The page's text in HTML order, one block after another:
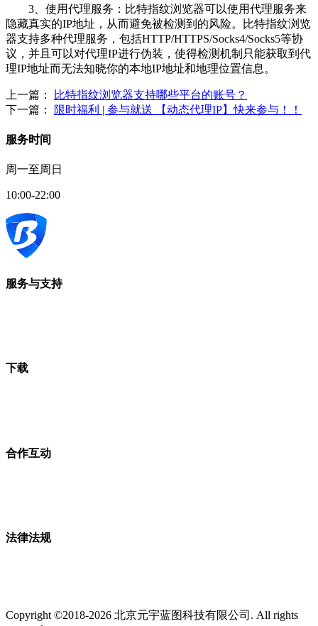
3、使用代理服务：比特指纹浏览器可以使用代理服务来
隐藏真实的IP地址，从而避免被检测到的风险。比特指纹浏览
器支持多种代理服务，包括HTTP/HTTPS/Socks4/Socks5等协
议，并且可以对代理IP进行伪装，使得检测机制只能获取到代
理IP地址而无法知晓你的本地IP地址和地理位置信息。
上一篇：
比特指纹浏览器支持哪些平台的账号？
下一篇：
限时福利 | 参与就送 【动态代理IP】快来参与！！
服务时间
周一至周日
10:00-22:00
服务与支持
下载
合作互动
法律法规
Copyright ©2018-2026 北京元宇蓝图科技有限公司. All rights